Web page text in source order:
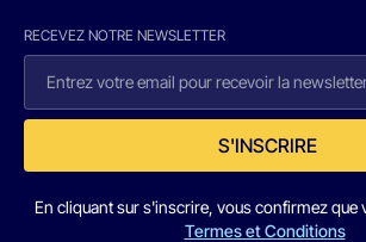
RECEVEZ NOTRE NEWSLETTER
S'INSCRIRE
En cliquant sur s'inscrire, vous confirmez que
Termes et Conditions